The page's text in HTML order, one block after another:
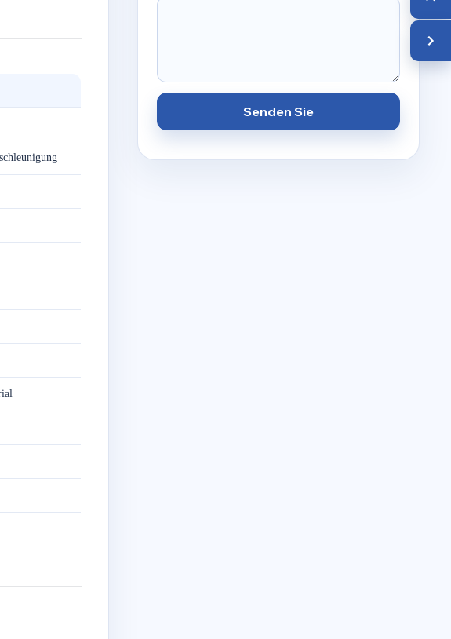
Senden Sie